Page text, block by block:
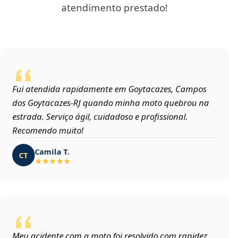
atendimento prestado!
Fui atendida rapidamente em Goytacazes, Campos
dos Goytacazes‑RJ quando minha moto quebrou na
estrada. Serviço ágil, cuidadoso e profissional.
Recomendo muito!
CT Camila T.